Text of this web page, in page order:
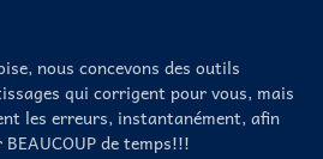
nous concevons des outils
qui corrigent pour vous, mais
les erreurs, instantanément, afin
de temps!!!